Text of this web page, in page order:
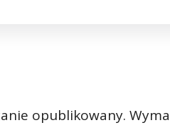
opublikowany.